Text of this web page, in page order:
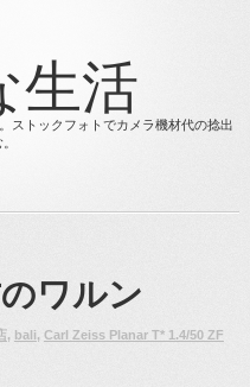
生活
ストックフォトでカメラ機材代の捻出
ワルン
店, bali, Carl Zeiss Planar T* 1.4/50 ZF